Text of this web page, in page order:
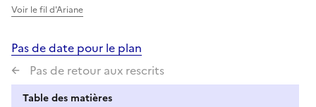
Voir le fil d'Ariane
Pas de date pour le plan
Pas de retour aux rescrits
Table des matières